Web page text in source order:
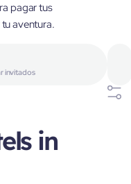
pagar tus
aventura.
invitados
in